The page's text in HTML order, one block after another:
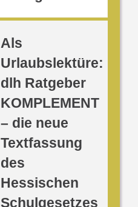
Als
Urlaubslektüre:
dlh Ratgeber
KOMPLEMENT
– die neue
Textfassung
des
Hessischen
Schulgesetzes